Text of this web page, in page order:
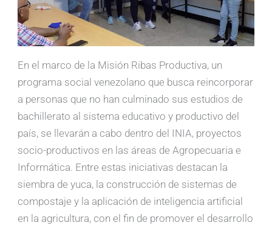
En el marco de la Misión Ribas Productiva, un
programa social venezolano que busca reincorporar
a personas que no han culminado sus estudios de
bachillerato al sistema educativo y productivo del
país, se llevarán a cabo dentro del INIA, proyectos
socio-productivos en las áreas de Agropecuaria e
Informática. Entre estas iniciativas destacan la
siembra de yuca, la construcción de sistemas de
compostaje y la aplicación de inteligencia artificial
en la agricultura, con el fin de promover el desarrollo